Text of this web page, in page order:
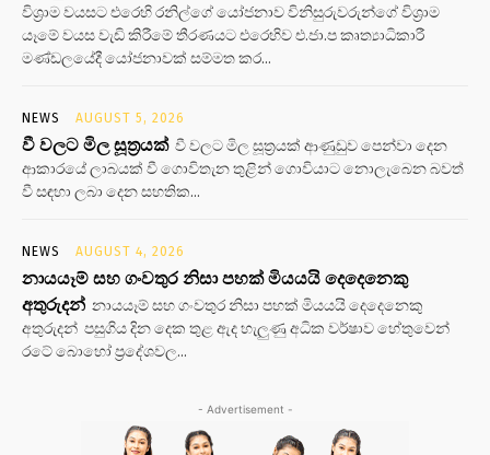
විශ්‍රාම වයසට එරෙහි රනිල්ගේ යෝජනාව විනිසුරුවරුන්ගේ විශ්‍රාම
යෑමේ වයස වැඩි කිරීමේ තීරණයට එරෙහිව එ.ජා.ප කෘත්‍යාධිකාරී
මණ්ඩලයේදී යෝජනාවක් සම්මත කර...
NEWS AUGUST 5, 2026
වී වලට මිල සූත්‍රයක් වී වලට මිල සූත්‍රයක් ආණුඩුව පෙන්වා දෙන
ආකාරයේ ලාබයක් වී ගොවිතැන තුළින් ගොවියාට නොලැබෙන බවත්
වී සඳහා ලබා දෙන සහතික...
NEWS AUGUST 4, 2026
නායයෑම් සහ ගංවතුර නිසා පහක් මියයයි දෙදෙනෙකු
අතුරුදන් නායයෑම් සහ ගංවතුර නිසා පහක් මියයයි දෙදෙනෙකු
අතුරුදන් පසුගිය දින දෙක තුළ ඇද හැලුණු අධික වර්ෂාව හේතුවෙන්
රටේ බොහෝ ප්‍රදේශවල...
- Advertisement -